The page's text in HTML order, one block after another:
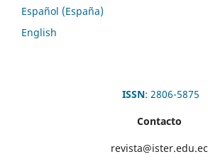
Español (España)
English
ISSN: 2806-5875
Contacto
revista@ister.edu.ec